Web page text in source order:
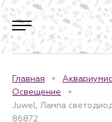
Главная
Освещение
Juwel, Лампа
86872